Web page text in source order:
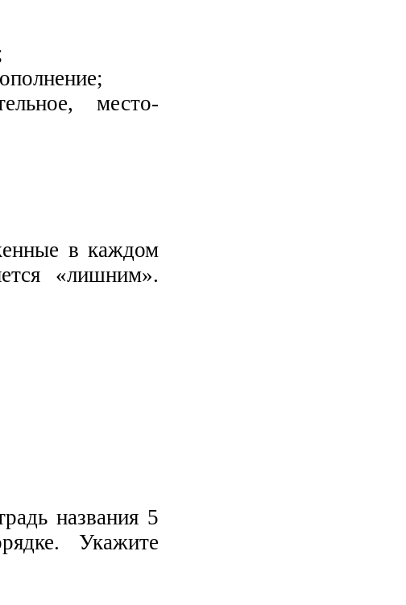
место-
в каждом
«лишним».
названия 5
Укажите